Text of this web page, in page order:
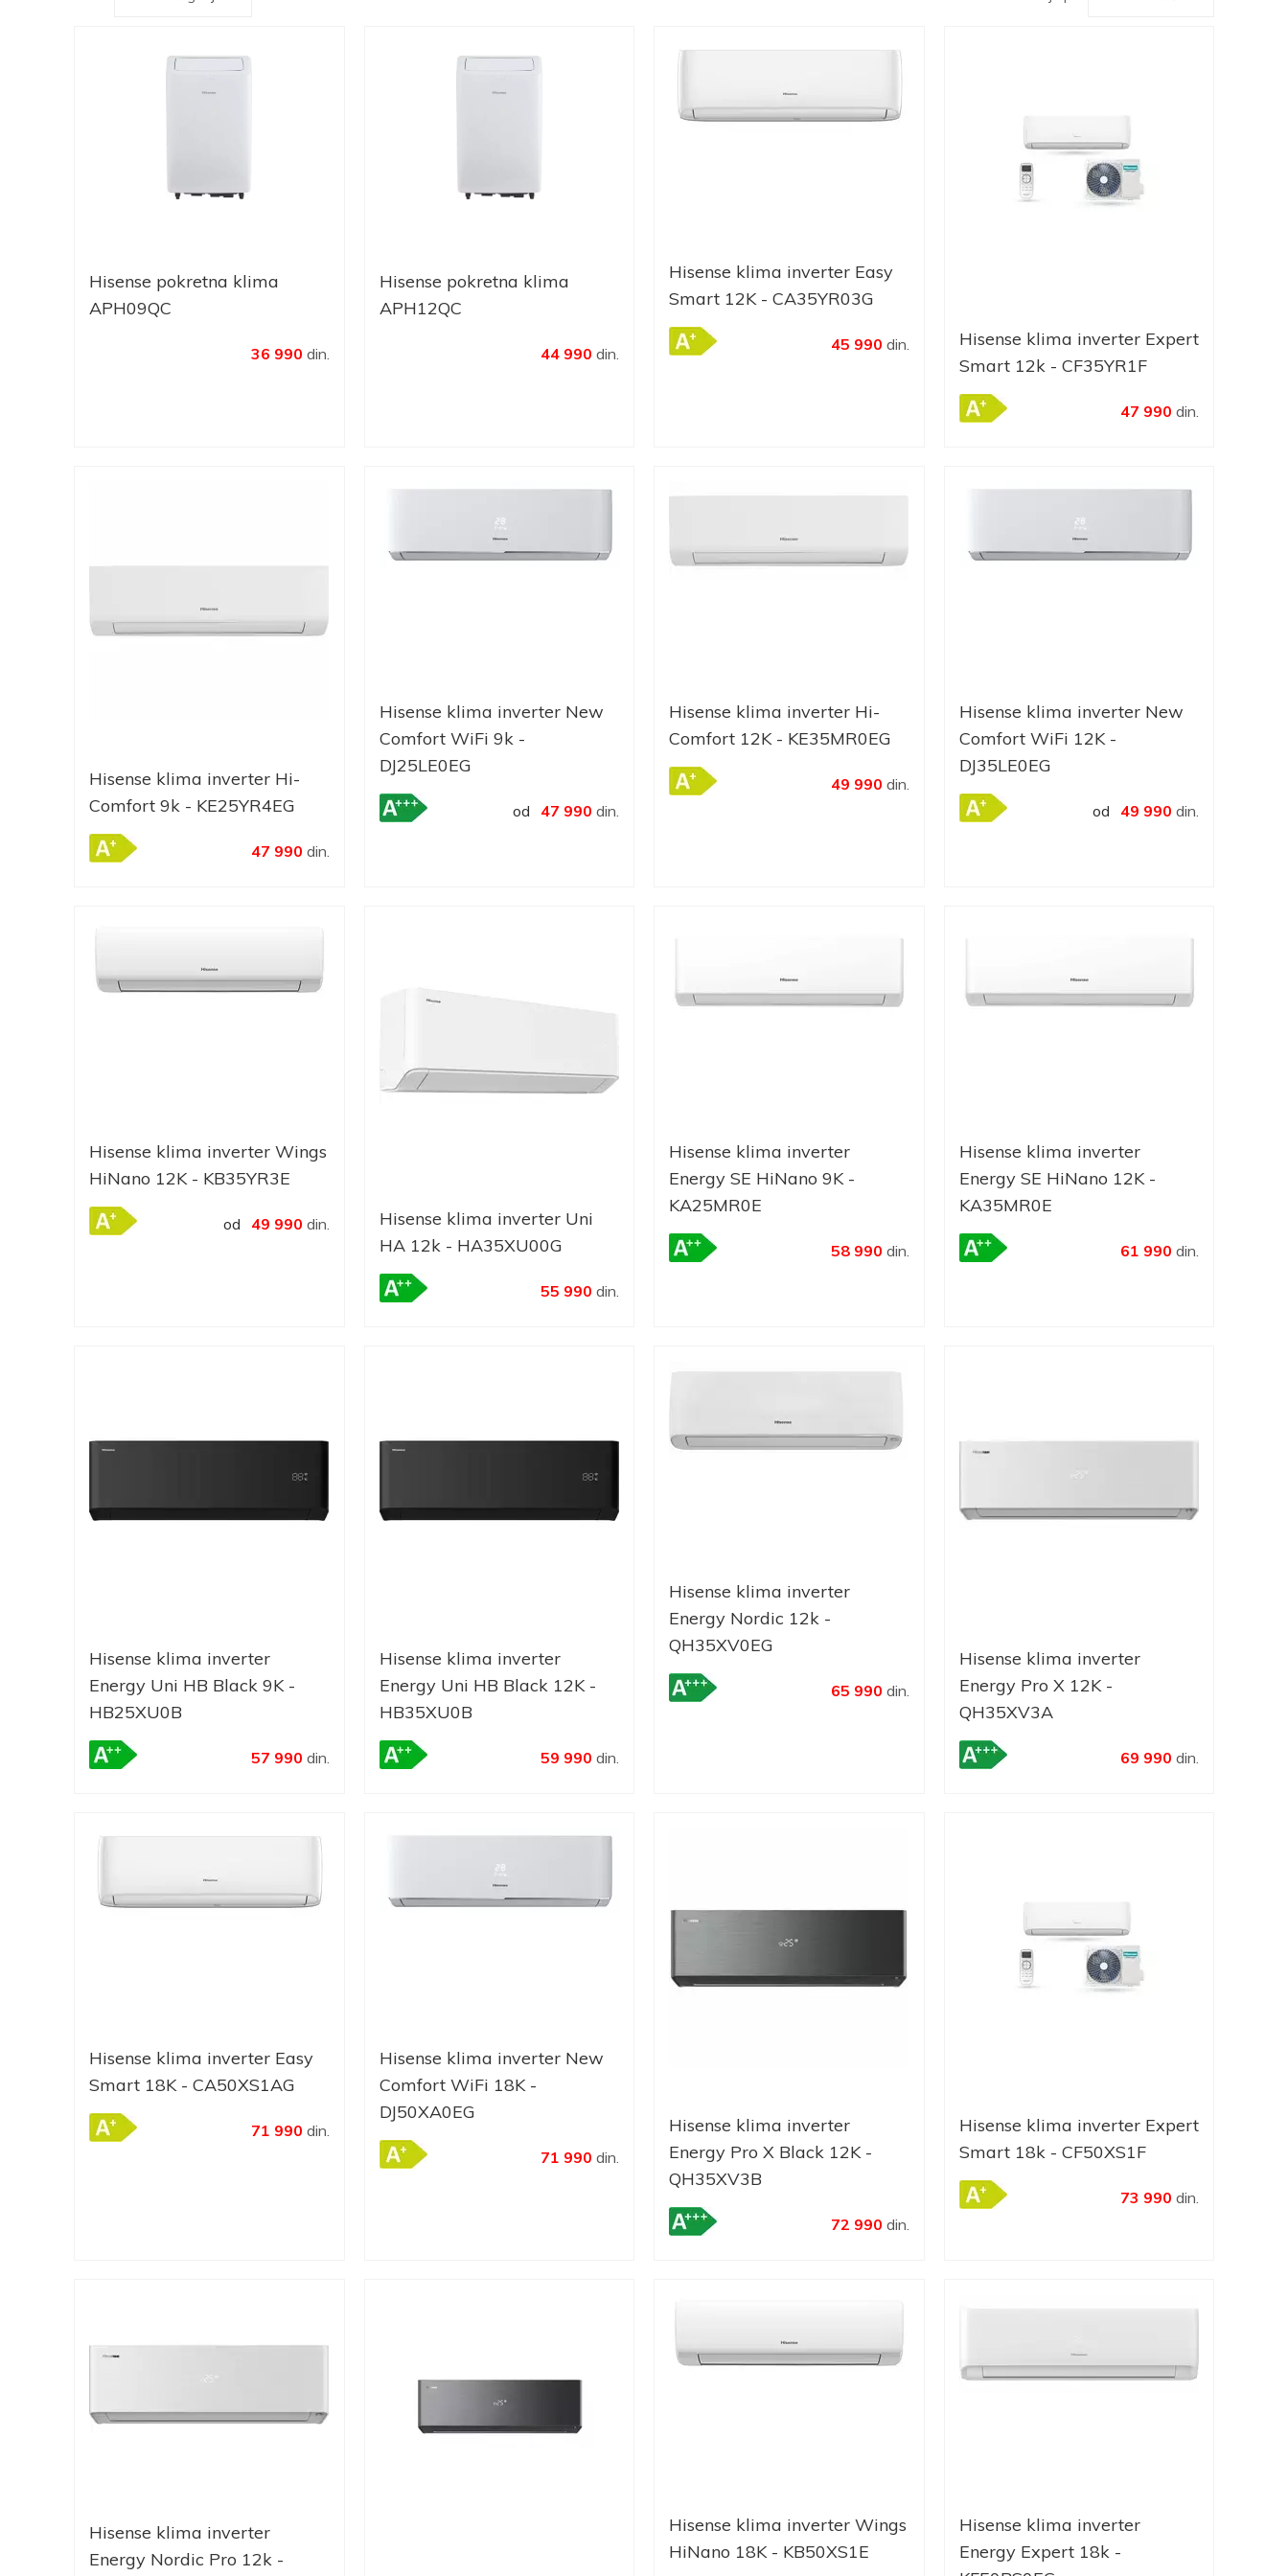
Hisense pokretna klima
APH09QC
36 990 din.
Hisense pokretna klima
APH12QC
44 990 din.
Hisense klima inverter Easy
Smart 12K - CA35YR03G
45 990 din.
Hisense klima inverter Expert
Smart 12k - CF35YR1F
47 990 din.
Hisense klima inverter Hi-
Comfort 9k - KE25YR4EG
47 990 din.
Hisense klima inverter New
Comfort WiFi 9k -
DJ25LE0EG
od 47 990 din.
Hisense klima inverter Hi-
Comfort 12K - KE35MR0EG
49 990 din.
Hisense klima inverter New
Comfort WiFi 12K -
DJ35LE0EG
od 49 990 din.
Hisense klima inverter Wings
HiNano 12K - KB35YR3E
od 49 990 din.
Hisense klima inverter Uni
HA 12k - HA35XU00G
55 990 din.
Hisense klima inverter
Energy SE HiNano 9K -
KA25MR0E
58 990 din.
Hisense klima inverter
Energy SE HiNano 12K -
KA35MR0E
61 990 din.
Hisense klima inverter
Energy Uni HB Black 9K -
HB25XU0B
57 990 din.
Hisense klima inverter
Energy Uni HB Black 12K -
HB35XU0B
59 990 din.
Hisense klima inverter
Energy Nordic 12k -
QH35XV0EG
65 990 din.
Hisense klima inverter
Energy Pro X 12K -
QH35XV3A
69 990 din.
Hisense klima inverter Easy
Smart 18K - CA50XS1AG
71 990 din.
Hisense klima inverter New
Comfort WiFi 18K -
DJ50XA0EG
71 990 din.
Hisense klima inverter
Energy Pro X Black 12K -
QH35XV3B
72 990 din.
Hisense klima inverter Expert
Smart 18k - CF50XS1F
73 990 din.
Hisense klima inverter
Energy Nordic Pro 12k -
Hisense klima inverter Wings
HiNano 18K - KB50XS1E
Hisense klima inverter
Energy Expert 18k -